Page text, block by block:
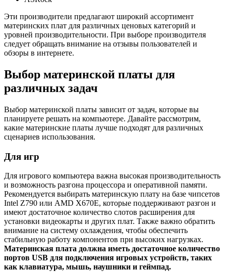
Эти производители предлагают широкий ассортимент
материнских плат для различных ценовых категорий и
уровней производительности. При выборе производителя
следует обращать внимание на отзывы пользователей и
обзоры в интернете.
Выбор материнской платы для
различных задач
Выбор материнской платы зависит от задач, которые вы
планируете решать на компьютере. Давайте рассмотрим,
какие материнские платы лучше подходят для различных
сценариев использования.
Для игр
Для игрового компьютера важна высокая производительность
и возможность разгона процессора и оперативной памяти.
Рекомендуется выбирать материнскую плату на базе чипсетов
Intel Z790 или AMD X670E, которые поддерживают разгон и
имеют достаточное количество слотов расширения для
установки видеокарты и других плат. Также важно обратить
внимание на систему охлаждения, чтобы обеспечить
стабильную работу компонентов при высоких нагрузках.
Материнская плата должна иметь достаточное количество
портов USB для подключения игровых устройств, таких
как клавиатура, мышь, наушники и геймпад.